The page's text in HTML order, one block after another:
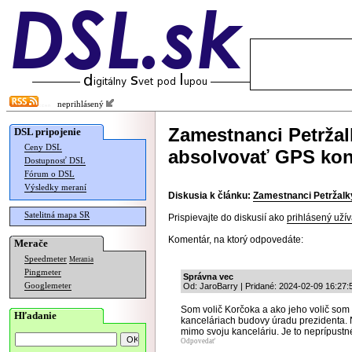
neprihlásený
DSL pripojenie
Ceny DSL
Dostupnosť DSL
Fórum o DSL
Výsledky meraní
Satelitná mapa SR
Merače
Speedmeter Merania
Pingmeter
Googlemeter
Hľadanie
Zamestnanci
absolvovať GPS
Diskusia k článku: Zamestnanci
Prispievajte do diskusií ako prihlásený
Komentár, na ktorý odpovedáte:
Správna vec
Od: JaroBarry | Pridané: 2024-02-09
Som volič Korčoka a ako jeho volič
kanceláriach budovy úradu
mimo svoju kanceláriu. Je to
Odpovedať